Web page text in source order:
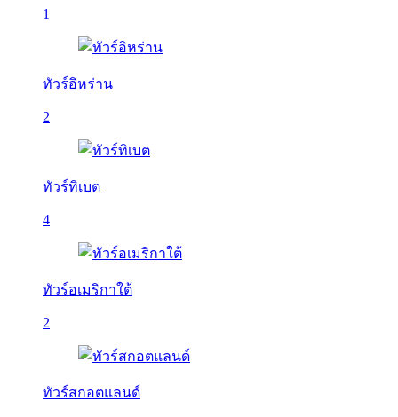
1
ทัวร์อิหร่าน
2
ทัวร์ทิเบต
4
ทัวร์อเมริกาใต้
2
ทัวร์สกอตแลนด์